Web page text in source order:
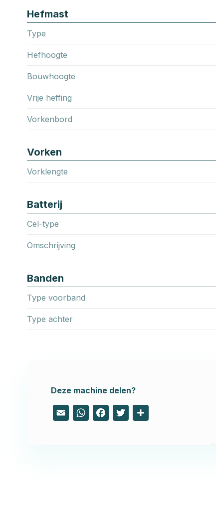
Hefmast
Type
Hefhoogte
Bouwhoogte
Vrije heffing
Vorkenbord
Vorken
Vorklengte
Batterij
Cel-type
Omschrijving
Banden
Type voorband
Type achter
Deze machine delen?
Email WhatsApp
FacebookTwitter